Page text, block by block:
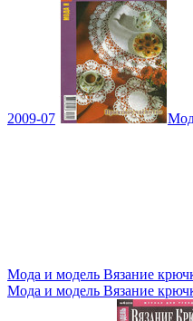
2009-07
Мода и модель Вязание
Мода и модель Вязание